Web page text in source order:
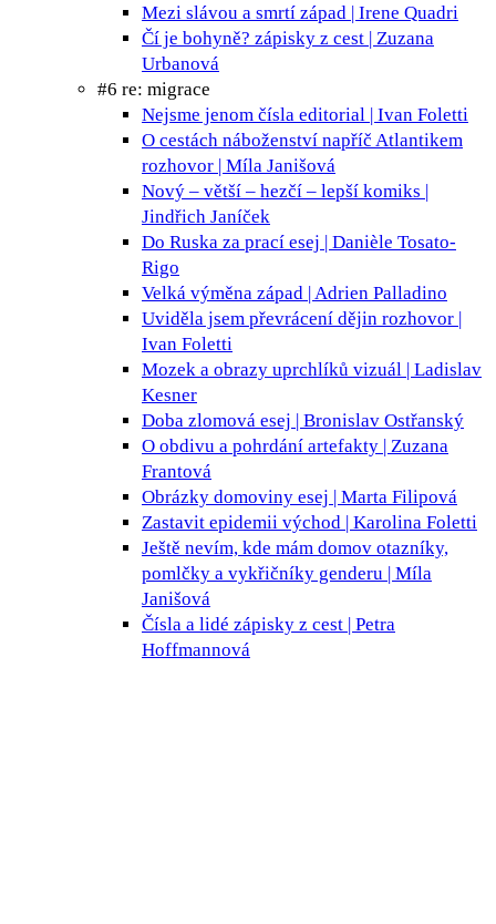
Mezi slávou a smrtí západ | Irene Quadri
Čí je bohyně? zápisky z cest | Zuzana
Urbanová
#6 re: migrace
Nejsme jenom čísla editorial | Ivan Foletti
O cestách náboženství napříč Atlantikem
rozhovor | Míla Janišová
Nový – větší – hezčí – lepší komiks |
Jindřich Janíček
Do Ruska za prací esej | Danièle Tosato-
Rigo
Velká výměna západ | Adrien Palladino
Uviděla jsem převrácení dějin rozhovor |
Ivan Foletti
Mozek a obrazy uprchlíků vizuál | Ladislav
Kesner
Doba zlomová esej | Bronislav Ostřanský
O obdivu a pohrdání artefakty | Zuzana
Frantová
Obrázky domoviny esej | Marta Filipová
Zastavit epidemii východ | Karolina Foletti
Ještě nevím, kde mám domov otazníky,
pomlčky a vykřičníky genderu | Míla
Janišová
Čísla a lidé zápisky z cest | Petra
Hoffmannová